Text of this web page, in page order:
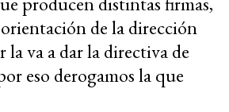
de la dirección
la va a dar la directiva de
eso derogamos la que